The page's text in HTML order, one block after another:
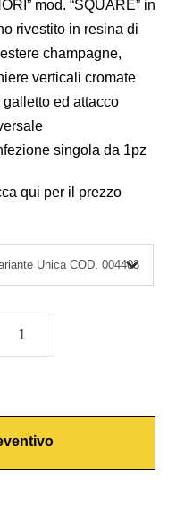
mod. “SQUARE” in
rivestito in resina di
champagne,
verticali cromate
galletto ed attacco
singola da 1pz
qui per il prezzo